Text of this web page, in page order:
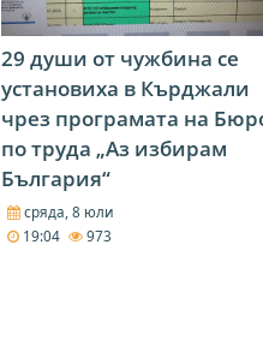
29 души от чужбина се
установиха в Кърджали
чрез програмата на
по труда „Аз избирам
България“
сряда, 8 юли
19:04
973